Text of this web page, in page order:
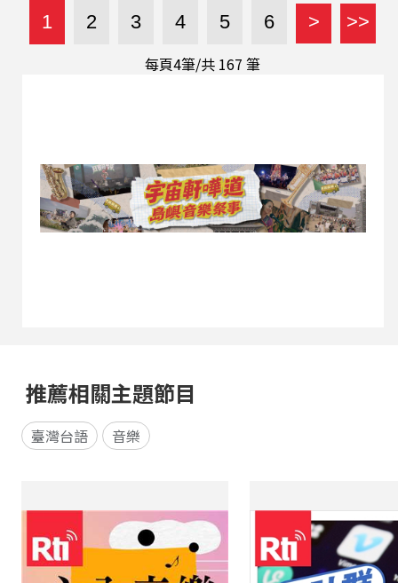
「搬戲」進去，產生出獨屬於自己的「夢」。 在
〈魔神仔兮交易〉中，他以微帶神祕恐怖的氛圍捕
捉了社交聚會裡虛假寒暄的「臭殕味」；〈滿滿天
星〉則用工整如詩的台語長短句，捕捉星光穿越時
入夢、也被允許與最誠實的自我進行對話，現在就
讓我們點開播放鍵，由電子聲響和輕柔的聲音引
領，一同沉浸在昭霖構築出的液態夢境中。
（文：筑茵） ⇝收聽心得跟敲碗主題，都請寄信給
1 2 3 4 5 6 > >>
每頁4筆/共 167 筆
推薦相關主題節目
臺灣台語 音樂